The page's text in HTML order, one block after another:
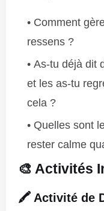
Comment
ressens ?
As-tu déjà dit
et les as-tu
cela ?
Quelles sont
rester calme
🎨 Activités
🖍️ Activité de